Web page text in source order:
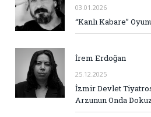
03.01.2026
“Kanlı Kabare”
İrem Erdoğan
25.12.2025
İzmir Devlet
Arzunun Onda